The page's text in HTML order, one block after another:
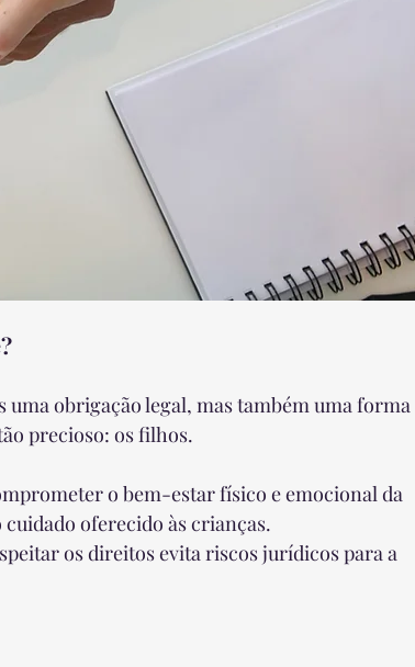
obrigação legal, mas também uma forma
precioso: os filhos.
o bem-estar físico e emocional da
oferecido às crianças.
os direitos evita riscos jurídicos para a